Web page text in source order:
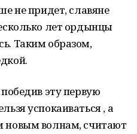
не придет, славяне
лет ордынцы
Таким образом,
эту первую
успокаиваться , а
новым волнам, считают